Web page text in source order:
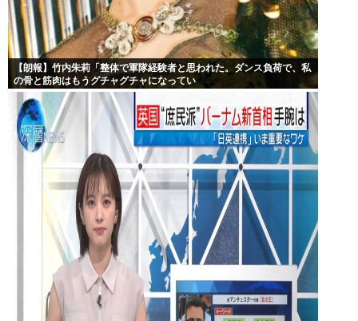
【朗報】竹内朱莉「整体で軍隊経験者と思われた。ダンス負荷で、私
の骨と筋肉はもうグチャグチャになってい